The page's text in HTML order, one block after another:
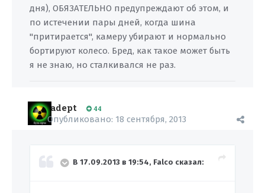
дня), ОБЯЗАТЕЛЬНО предупреждают об этом, и
по истечении пары дней, когда шина
"притирается", камеру убирают и нормально
бортируют колесо. Бред, как такое может быть
я не знаю, но сталкивался не раз.
adept 44
Опубликовано: 18 сентября, 2013
В 17.09.2013 в 19:54, Falco сказал: